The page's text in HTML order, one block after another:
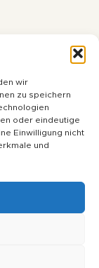
wir
zu speichern
oder eindeutige
Einwilligung nicht
und
Versandkosten,